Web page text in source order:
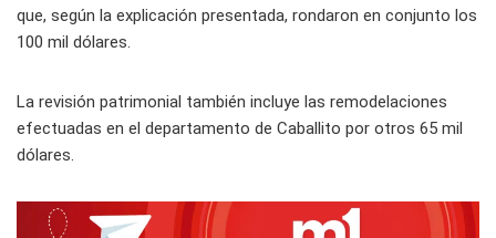
que, según la explicación presentada, rondaron en conjunto los
100 mil dólares.
La revisión patrimonial también incluye las remodelaciones
efectuadas en el departamento de Caballito por otros 65 mil
dólares.